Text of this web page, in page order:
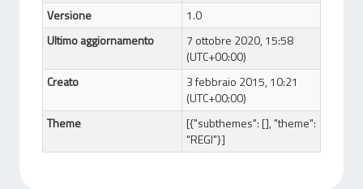
Versione
1.0
Ultimo aggiornamento
7 ottobre 2020, 15:58
(UTC+00:00)
Creato
3 febbraio 2015, 10:21
(UTC+00:00)
Theme
[{"subthemes": [], "theme":
"REGI"}]